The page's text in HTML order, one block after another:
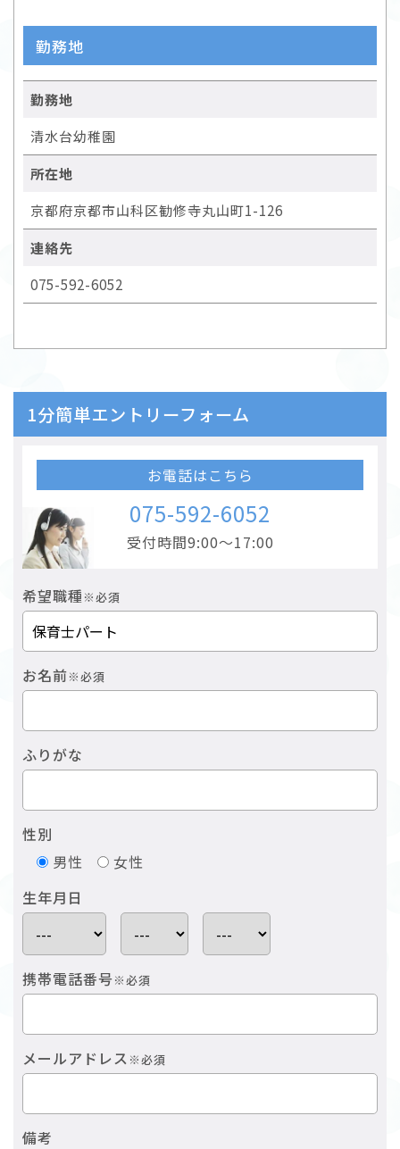
勤務地
勤務地
清水台幼稚園
所在地
京都府京都市山科区勧修寺丸山町1-126
連絡先
075-592-6052
1分簡単エントリーフォーム
お電話はこちら
075-592-6052
受付時間9:00～17:00
希望職種 ※必須
お名前※必須
ふりがな
性別
男性
女性
生年月日
携帯電話番号※必須
メールアドレス ※必須
備考